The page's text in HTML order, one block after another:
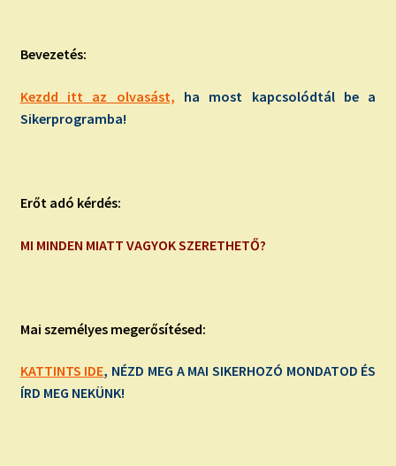
Bevezetés:
Kezdd itt az olvasást, ha most kapcsolódtál be a
Sikerprogramba!
Erőt adó kérdés:
MI MINDEN MIATT VAGYOK SZERETHETŐ?
Mai személyes megerősítésed:
KATTINTS IDE, NÉZD MEG A MAI SIKERHOZÓ MONDATOD ÉS
ÍRD MEG NEKÜNK!